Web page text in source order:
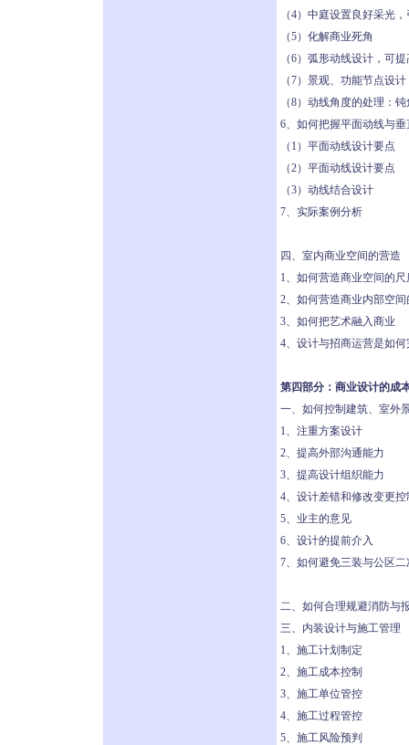
（4）中庭设置良好采光
（5）化解商业死角
（6）弧形动线设计，可
（7）景观、功能节点设
（8）动线角度的处理：
6、如何把握平面动线与
（1）平面动线设计要点
（2）平面动线设计要点
（3）动线结合设计
7、实际案例分析
四、室内商业空间的营造
1、如何营造商业空间的
2、如何营造商业内部空间
3、如何把艺术融入商业
4、设计与招商运营是如
第四部分：商业设计的成
一、如何控制建筑、室外
1、注重方案设计
2、提高外部沟通能力
3、提高设计组织能力
4、设计差错和修改变更控
5、业主的意见
6、设计的提前介入
7、如何避免三装与公区
二、如何合理规避消防与
三、内装设计与施工管理
1、施工计划制定
2、施工成本控制
3、施工单位管控
4、施工过程管控
5、施工风险预判